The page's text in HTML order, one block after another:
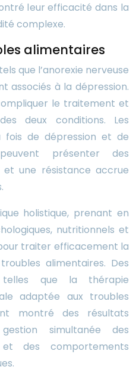
leur efficacité dans la
complexe.
alimentaires
que l’anorexie nerveuse
associés à la dépression.
le traitement et
deux conditions. Les
fois de dépression et de
présenter des
une résistance accrue
holistique, prenant en
nutritionnels et
traiter efficacement la
alimentaires. Des
telles que la thérapie
adaptée aux troubles
montré des résultats
simultanée des
des comportements